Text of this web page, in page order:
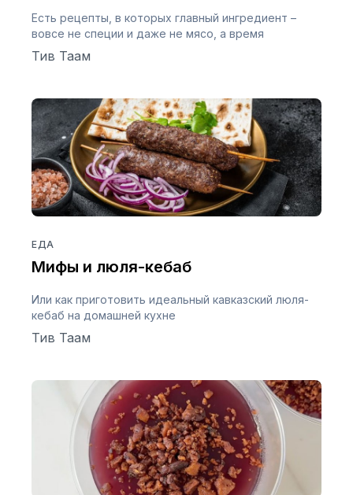
Есть рецепты, в которых главный ингредиент –
вовсе не специи и даже не мясо, а время
Тив Таам
ЕДА
Мифы и люля-кебаб
Или как приготовить идеальный кавказский люля-
кебаб на домашней кухне
Тив Таам